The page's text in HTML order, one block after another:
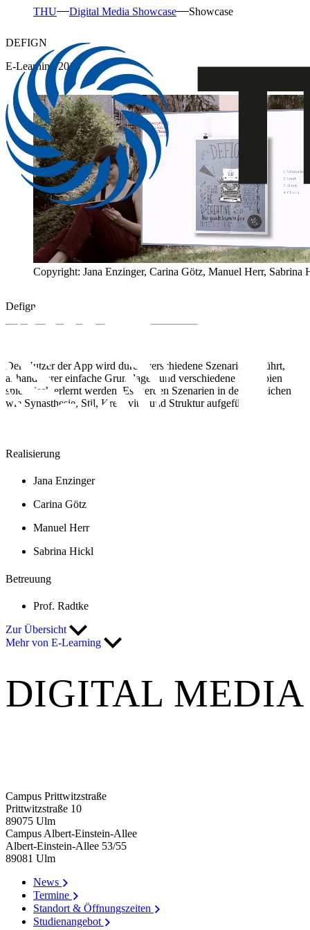
THU Digital Media Showcase Showcase
DEFIGN
E-Learning 2016
Copyright: Jana Enzinger, Carina Götz, Manuel Herr, Sabrina
Defign
Der Nutzer der App wird durch verschiedene Szenarien geführt,
anhand derer einfache Grundlagen und verschiedene Prinzipien
spielerisch erlernt werden. Es werden Szenarien in den Bereichen
wie Synästhesie, Stil, Kreativität und Struktur aufgeführt.
Realisierung
Jana Enzinger
Carina Götz
Manuel Herr
Sabrina Hickl
Betreuung
Prof. Radtke
Zur Übersicht
Mehr von E-Learning
DIGITAL MEDIA
Campus Prittwitzstraße
Prittwitzstraße 10
89075 Ulm
Campus Albert-Einstein-Allee
Albert-Einstein-Allee 53/​55
89081 Ulm
News
Termine
Standort & Öffnungszeiten
Studienangebot